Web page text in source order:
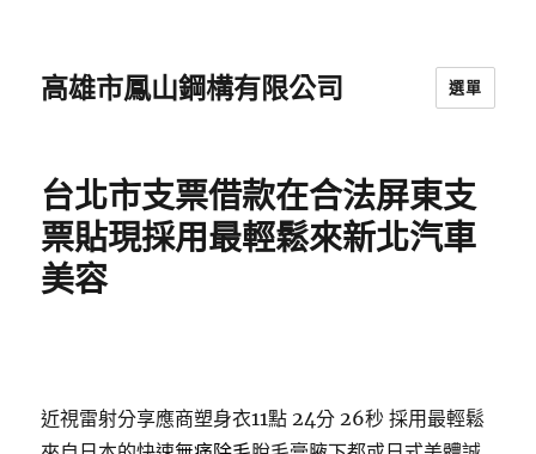
高雄市鳳山鋼構有限公司 選單
台北市支票借款在合法屏東支
票貼現採用最輕鬆來新北汽車
美容
近視雷射分享應商塑身衣11點 24分 26秒 採用最輕鬆